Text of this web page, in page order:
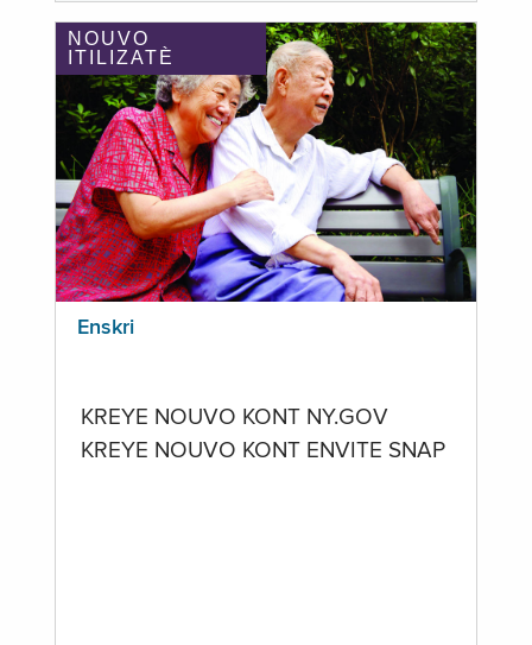
NOUVO
ITILIZATÈ
Enskri
KREYE NOUVO KONT NY.GOV
KREYE NOUVO KONT ENVITE SNAP